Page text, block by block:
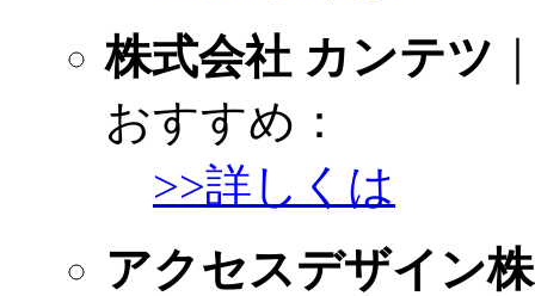
株式会社 カンテツ
おすすめ：
>>詳しくは
アクセスデザイン